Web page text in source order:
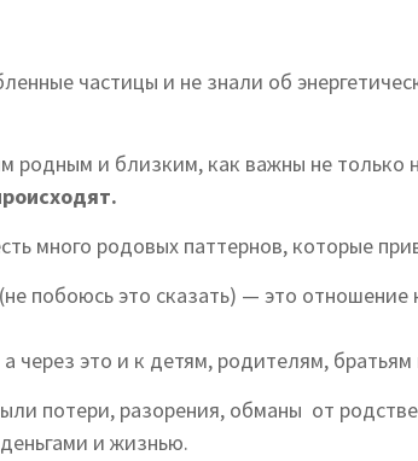
частицы и не знали об
родным и близким, как важны не только
много родовых паттернов, которые
побоюсь это сказать) — это отношение
через это и к детям, родителям, братьям
потери, разорения, обманы от
и жизнью.